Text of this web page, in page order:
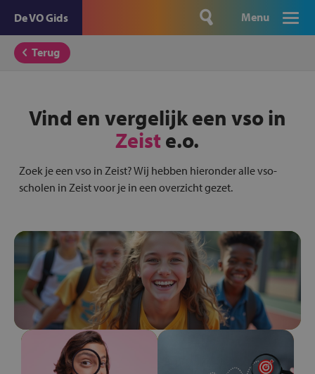
De VO Gids Menu
Terug
Vind en vergelijk een vso in
Zeist e.o.
Zoek je een vso in Zeist? Wij hebben hieronder alle vso-
scholen in Zeist voor je in een overzicht gezet.